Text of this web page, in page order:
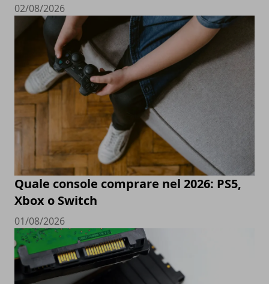
02/08/2026
Quale console comprare nel 2026: PS5,
Xbox o Switch
01/08/2026